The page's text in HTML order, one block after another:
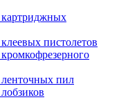
пистолетов
пил